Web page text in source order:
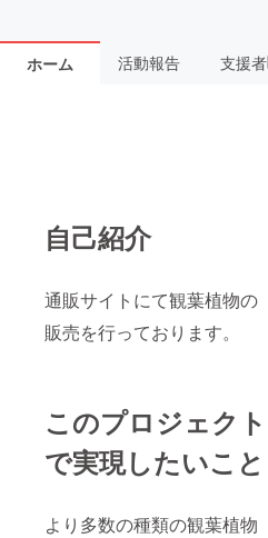
ホーム 活動報告 支援者
自己紹介
通販サイトにて観葉植物の
販売を行っております。
このプロジェクト
で実現したいこと
より多数の種類の観葉植物